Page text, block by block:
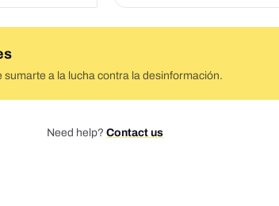
a la lucha contra la desinformación.
Need help?Contact us